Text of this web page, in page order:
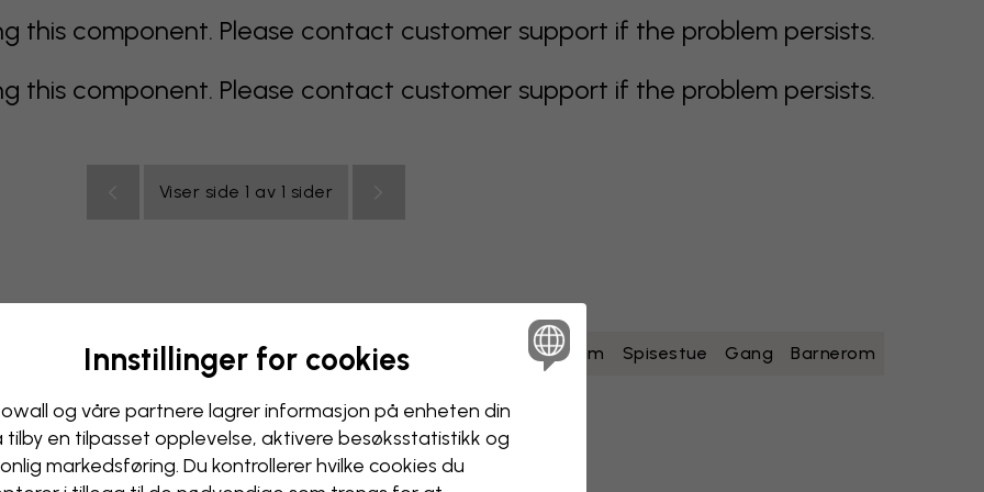
this component. Please contact customer support if the problem persists.
this component. Please contact customer support if the problem persists.
Viser side 1 av 1 sider
oransje rosa lilla rød turkis hvit Soverom Spisestue Gang Barnerom
Innstillinger for cookies
og våre partnere lagrer informasjon på enheten din
tilby en tilpasset opplevelse, aktivere besøks­statistikk og
markedsføring. Du kontrollerer hvilke cookies du